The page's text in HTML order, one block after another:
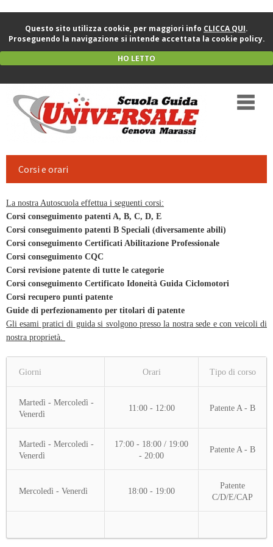
Questo sito utilizza cookie, per maggiori info CLICCA QUI.
Proseguendo la navigazione si intende accettata la cookie policy.
HO LETTO
Corsi e orari
La nostra Autoscuola effettua i seguenti corsi:
Corsi conseguimento patenti A, B, C, D, E
Corsi conseguimento patenti B Speciali (diversamente abili)
Corsi conseguimento Certificati Abilitazione Professionale
Corsi conseguimento CQC
Corsi revisione patente di tutte le categorie
Corsi conseguimento Certificato Idoneità Guida Ciclomotori
Corsi recupero punti patente
Guide di perfezionamento per titolari di patente
Gli esami pratici di guida si svolgono presso la nostra sede e con veicoli di
nostra proprietà.
Giorni Orari Tipo di corso
Martedì - Mercoledì -
Venerdì
11:00 - 12:00 Patente A - B
Martedì - Mercoledi -
Venerdì
17:00 - 18:00 / 19:00
- 20:00
Patente A - B
Mercoledì - Venerdì 18:00 - 19:00
Patente
C/D/E/CAP